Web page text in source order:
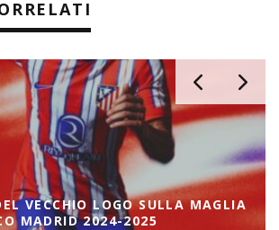
VECCHIO LOGO SULLA MAGLIA
MADRID 2024-2025